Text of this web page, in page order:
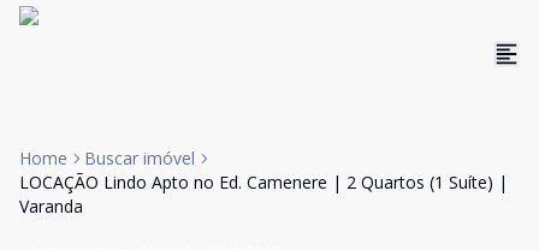
Home
Buscar imóvel
LOCAÇÃO Lindo Apto no Ed. Camenere | 2 Quartos (1 Suíte) |
Varanda